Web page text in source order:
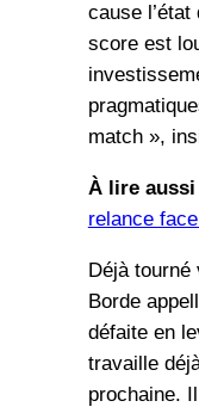
cause l’état
score est
match »,
À lire aussi
relance
Déjà tourné
Borde
défaite en
travaille
prochaine.